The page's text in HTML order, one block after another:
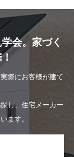
会。家づく
際にお客様が建て
し、住宅メーカー
ます。